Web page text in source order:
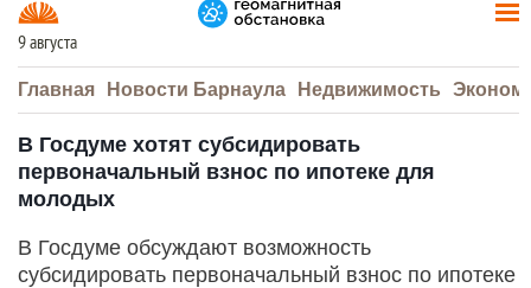
9 августа
Главная Новости Барнаула Недвижимость
В Госдуме хотят субсидировать
первоначальный взнос по ипотеке для
молодых
В Госдуме обсуждают возможность
субсидировать первоначальный взнос по ипотеке